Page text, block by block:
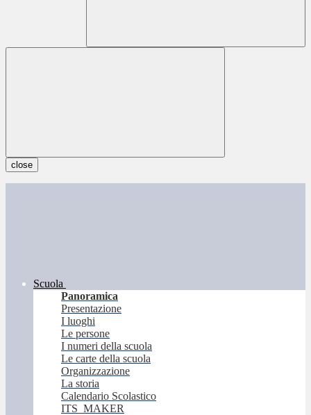
close
Scuola
Panoramica
Presentazione
I luoghi
Le persone
I numeri della scuola
Le carte della scuola
Organizzazione
La storia
Calendario Scolastico
ITS_MAKER